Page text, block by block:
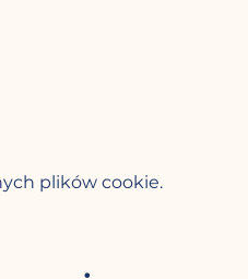
plików cookie.